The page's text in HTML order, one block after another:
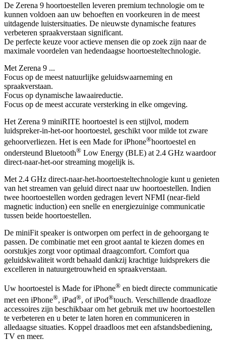
De Zerena 9 hoortoestellen leveren premium technologie om te
kunnen voldoen aan uw behoeften en voorkeuren in de meest
uitdagende luistersituaties. De nieuwste dynamische features
verbeteren spraakverstaan significant.
De perfecte keuze voor actieve mensen die op zoek zijn naar de
maximale voordelen van hedendaagse hoortoesteltechnologie.
Met Zerena 9 ...
Focus op de meest natuurlijke geluidswaarneming en
spraakverstaan.
Focus op dynamische lawaaireductie.
Focus op de meest accurate versterking in elke omgeving.
Het Zerena 9 miniRITE hoortoestel is een stijlvol, modern
luidspreker-in-het-oor hoortoestel, geschikt voor milde tot zware
gehoorverliezen. Het is een Made for iPhone®hoortoestel en
ondersteund Bluetooth® Low Energy (BLE) at 2.4 GHz waardoor
direct-naar-het-oor streaming mogelijk is.
Met 2.4 GHz direct-naar-het-hoortoesteltechnologie kunt u genieten
van het streamen van geluid direct naar uw hoortoestellen. Indien
twee hoortoestellen worden gedragen levert NFMI (near-field
magnetic induction) een snelle en energiezuinige communicatie
tussen beide hoortoestellen.
De miniFit speaker is ontworpen om perfect in de gehoorgang te
passen. De combinatie met een groot aantal te kiezen domes en
oorstukjes zorgt voor optimaal draagcomfort. Comfort qua
geluidskwaliteit wordt behaald dankzij krachtige luidsprekers die
excelleren in natuurgetrouwheid en spraakverstaan.
Uw hoortoestel is Made for iPhone® en biedt directe communicatie
met een iPhone®, iPad®, of iPod®touch. Verschillende draadloze
accessoires zijn beschikbaar om het gebruik met uw hoortoestellen
te verbeteren en u beter te laten horen en communiceren in
alledaagse situaties. Koppel draadloos met een afstandsbediening,
TV en meer.